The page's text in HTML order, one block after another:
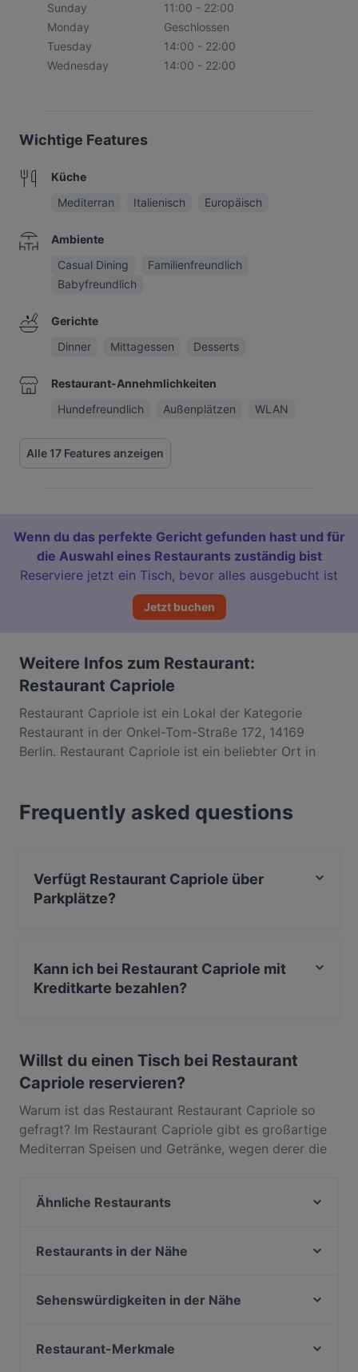
Sunday
11:00 - 22:00
Monday
Geschlossen
Tuesday
14:00 - 22:00
Wednesday
14:00 - 22:00
Wichtige Features
Küche
Mediterran
Italienisch Europäisch
Ambiente
Casual Dining
Familienfreundlich
Babyfreundlich
Gerichte
Dinner
Mittagessen Desserts
Restaurant-Annehmlichkeiten
Hundefreundlich
Außenplätzen WLAN
Alle 17 Features anzeigen
Wenn du das perfekte Gericht gefunden hast und für
die Auswahl eines Restaurants zuständig bist
Reserviere jetzt ein Tisch, bevor alles ausgebucht ist
Jetzt buchen
Weitere Infos zum Restaurant:
Restaurant Capriole
Restaurant Capriole ist ein Lokal der Kategorie
Restaurant in der Onkel-Tom-Straße 172, 14169
Berlin. Restaurant Capriole ist ein beliebter Ort in
Feinschmeckererlebnis bist, entdecke die Gerichte
im Restaurant Capriole und erlebe authentische
Frequently asked questions
Verfügt Restaurant Capriole über
Parkplätze?
Kann ich bei Restaurant Capriole mit
Kreditkarte bezahlen?
Willst du einen Tisch bei Restaurant
Capriole reservieren?
Warum ist das Restaurant Restaurant Capriole so
gefragt? Im Restaurant Capriole gibt es großartige
Mediterran Speisen und Getränke, wegen derer die
wie Italienisch, Europäisch. Finde heraus, was
Berlin unterscheidet, und reserviere noch heute
Ähnliche Restaurants
Restaurant Si
Machiavelli am Roseneck
Gaststätte Eierschale
Restaurants in der Nähe
Ristorante ROMA
Sehenswürdigkeiten in der Nähe
Münchner Theater für Kinder, München
Restaurant-Merkmale